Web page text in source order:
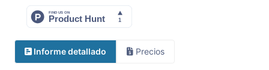
Informe detallado Precios